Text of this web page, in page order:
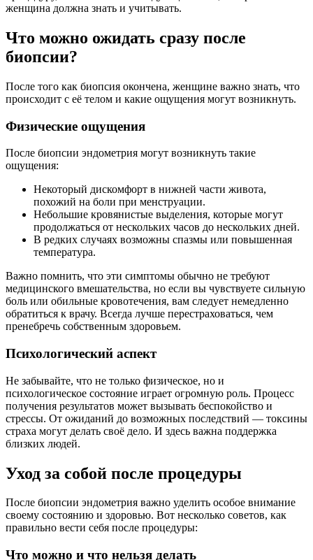
женщина должна знать и учитывать.
Что можно ожидать сразу после
биопсии?
После того как биопсия окончена, женщине важно знать, что
происходит с её телом и какие ощущения могут возникнуть.
Физические ощущения
После биопсии эндометрия могут возникнуть такие
ощущения:
Некоторый дискомфорт в нижней части живота,
похожий на боли при менструации.
Небольшие кровянистые выделения, которые могут
продолжаться от нескольких часов до нескольких дней.
В редких случаях возможны спазмы или повышенная
температура.
Важно помнить, что эти симптомы обычно не требуют
медицинского вмешательства, но если вы чувствуете сильную
боль или обильные кровотечения, вам следует немедленно
обратиться к врачу. Всегда лучше перестраховаться, чем
пренебречь собственным здоровьем.
Психологический аспект
Не забывайте, что не только физическое, но и
психологическое состояние играет огромную роль. Процесс
получения результатов может вызывать беспокойство и
стрессы. От ожиданий до возможных последствий — токсины
страха могут делать своё дело. И здесь важна поддержка
близких людей.
Уход за собой после процедуры
После биопсии эндометрия важно уделить особое внимание
своему состоянию и здоровью. Вот несколько советов, как
правильно вести себя после процедуры:
Что можно и что нельзя делать